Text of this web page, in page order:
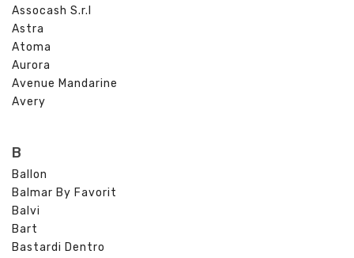
Assocash S.r.l
Astra
Atoma
Aurora
Avenue Mandarine
Avery
B
Ballon
Balmar By Favorit
Balvi
Bart
Bastardi Dentro